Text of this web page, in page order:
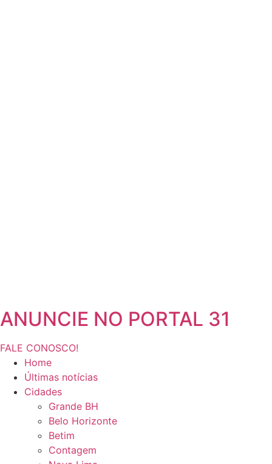
ANUNCIE NO PORTAL 31
FALE CONOSCO!
Home
Últimas notícias
Cidades
Grande BH
Belo Horizonte
Betim
Contagem